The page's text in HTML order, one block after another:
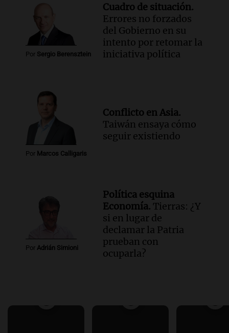
Por Sergio Berensztein
Cuadro de situación.
Errores no forzados
del Gobierno en su
intento por retomar la
iniciativa política
Por Marcos Calligaris
Conflicto en Asia.
Taiwán ensaya cómo
seguir existiendo
Por Adrián Simioni
Política esquina
Economía. Tierras: ¿Y
si en lugar de
declamar la Patria
prueban con
ocuparla?